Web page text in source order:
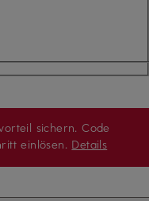
sichern. Code
einlösen. Details